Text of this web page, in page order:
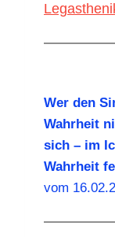
Wer den
Wahrheit
sich – im
Wahrheit
vom